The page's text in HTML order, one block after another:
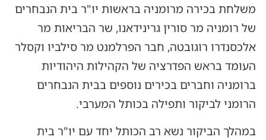
משלחת בכירה מרומניה בראשות יו"ר בית הנבחרים
של רומניה מר סורין גרינידאנו, שר הבריאות מר
אלכסנדרו רוגובטה, חבר הפרלמנט מר סילביו וקסלר
העומד בראש הפדרציה של הקהילות היהודיות
ברומניה וחברים בכירים נוספים בבית הנבחרים
הרומני לביקור ותפילה בכותל המערבי.
במהלך הביקור נשא רב הכותל יחד עם יו"ר בית